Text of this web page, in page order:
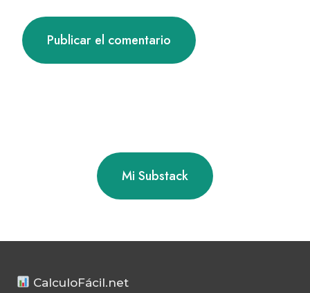
Mi Substack
CalculoFácil.net